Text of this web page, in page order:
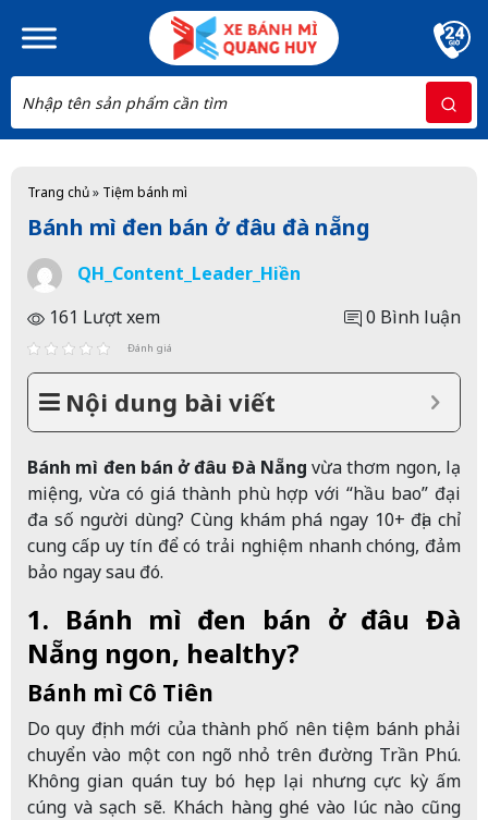
Skip to main content
Trang chủ» Tiệm bánh mì
Bánh mì đen bán ở đâu đà nẵng
QH_Content_Leader_Hiền
161 Lượt xem
0 Bình luận
Đánh giá
Nội dung bài viết
Bánh mì đen bán ở đâu Đà Nẵng vừa thơm ngon, lạ
miệng, vừa có giá thành phù hợp với “hầu bao” đại
đa số người dùng? Cùng khám phá ngay 10+ địa chỉ
cung cấp uy tín để có trải nghiệm nhanh chóng, đảm
bảo ngay sau đó.
1. Bánh mì đen bán ở đâu Đà
Nẵng ngon, healthy?
Bánh mì Cô Tiên
Do quy định mới của thành phố nên tiệm bánh phải
chuyển vào một con ngõ nhỏ trên đường Trần Phú.
Không gian quán tuy bó hẹp lại nhưng cực kỳ ấm
cúng và sạch sẽ. Khách hàng ghé vào lúc nào cũng